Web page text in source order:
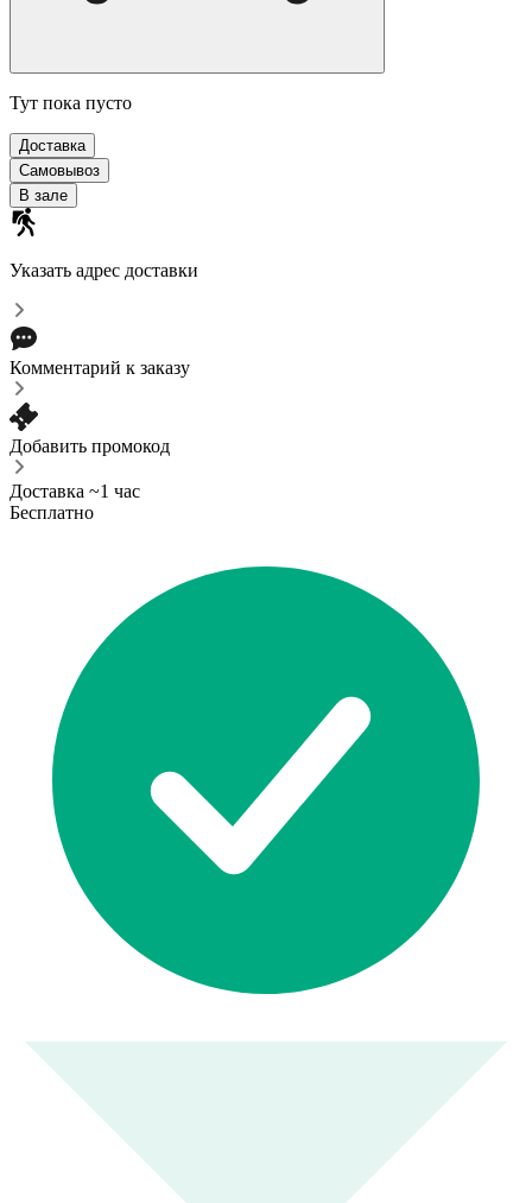
Тут пока пусто
Доставка
Самовывоз
В зале
Указать адрес доставки
Комментарий к заказу
Добавить промокод
Доставка ~1 час
Бесплатно